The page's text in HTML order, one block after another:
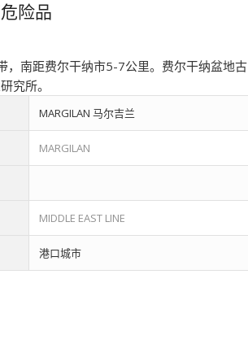
险品
南距费尔干纳市5-7公里。费尔干纳盆地古
究所。
MARGILAN 马尔吉兰
MARGILAN
MIDDLE EAST LINE
港口城市